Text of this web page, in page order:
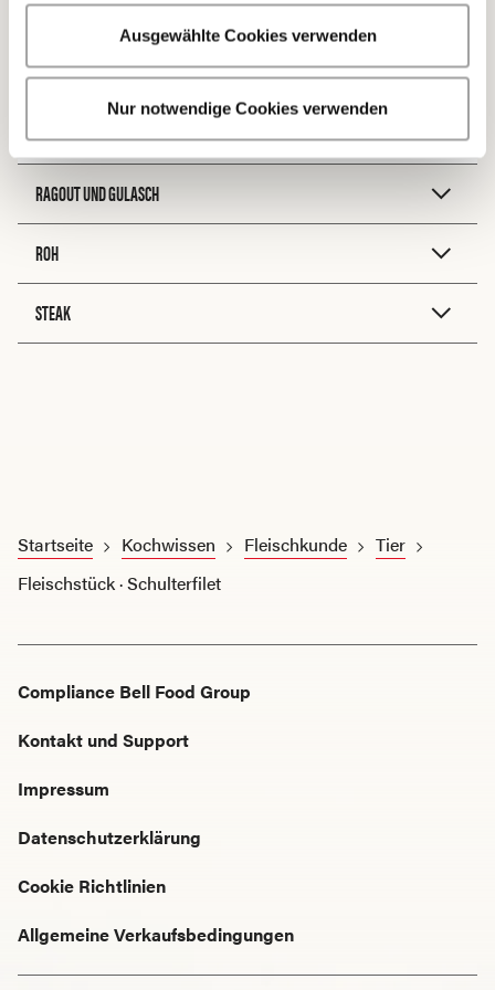
Ausgewählte Cookies verwenden
Nur notwendige Cookies verwenden
ZUBEREITUNG
RAGOUT UND GULASCH
ROH
STEAK
Startseite Kochwissen Fleischkunde
Tier
Fleischstück · Schulterfilet
Compliance Bell Food Group
Kontakt und Support
Impressum
Datenschutzerklärung
Cookie Richtlinien
Allgemeine Verkaufsbedingungen